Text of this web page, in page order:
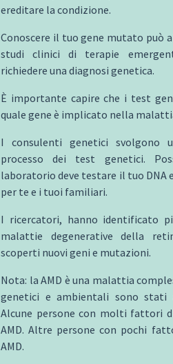
ereditare la condizione.
Conoscere il tuo gene mutato può
studi clinici di terapie
richiedere una diagnosi genetica.
È importante capire che i test
quale gene è implicato nella
I consulenti genetici svolgono
processo dei test genetici.
laboratorio deve testare il tuo DNA
per te e i tuoi familiari.
I ricercatori, hanno identificato
malattie degenerative della
scoperti nuovi geni e mutazioni.
Nota: la AMD è una malattia
genetici e ambientali sono stati
Alcune persone con molti fattori
AMD. Altre persone con pochi
AMD.